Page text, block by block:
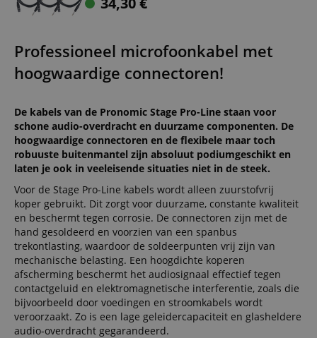
Professioneel microfoonkabel met
hoogwaardige connectoren!
De kabels van de Pronomic Stage Pro-Line staan voor
schone audio-overdracht en duurzame componenten. De
hoogwaardige connectoren en de flexibele maar toch
robuuste buitenmantel zijn absoluut podiumgeschikt en
laten je ook in veeleisende situaties niet in de steek.
Voor de Stage Pro-Line kabels wordt alleen zuurstofvrij
koper gebruikt. Dit zorgt voor duurzame, constante kwaliteit
en beschermt tegen corrosie. De connectoren zijn met de
hand gesoldeerd en voorzien van een spanbus
trekontlasting, waardoor de soldeerpunten vrij zijn van
mechanische belasting. Een hoogdichte koperen
afscherming beschermt het audiosignaal effectief tegen
contactgeluid en elektromagnetische interferentie, zoals die
bijvoorbeeld door voedingen en stroomkabels wordt
veroorzaakt. Zo is een lage geleidercapaciteit en glasheldere
audio-overdracht gegarandeerd.